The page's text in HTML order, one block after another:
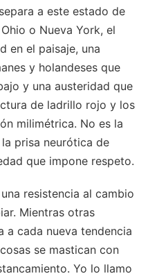
a este estado de
o Nueva York, el
en el paisaje, una
y holandeses que
y una austeridad que
de ladrillo rojo y los
milimétrica. No es la
prisa neurótica de
que impone respeto.
resistencia al cambio
Mientras otras
a cada nueva tendencia
se mastican con
Yo lo llamo